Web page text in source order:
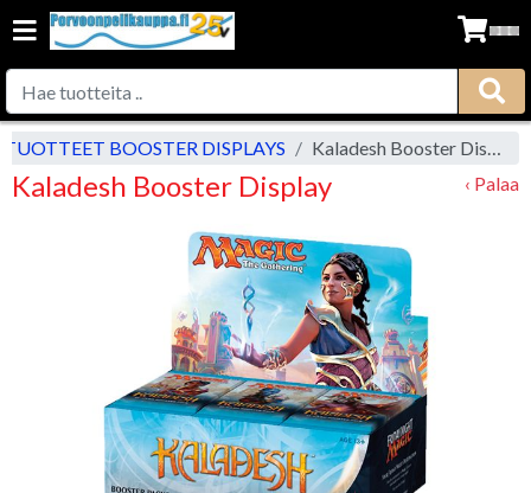
BOOSTER DISPLAYS Kaladesh Booster Display
Kaladesh Booster Display ‹ Palaa